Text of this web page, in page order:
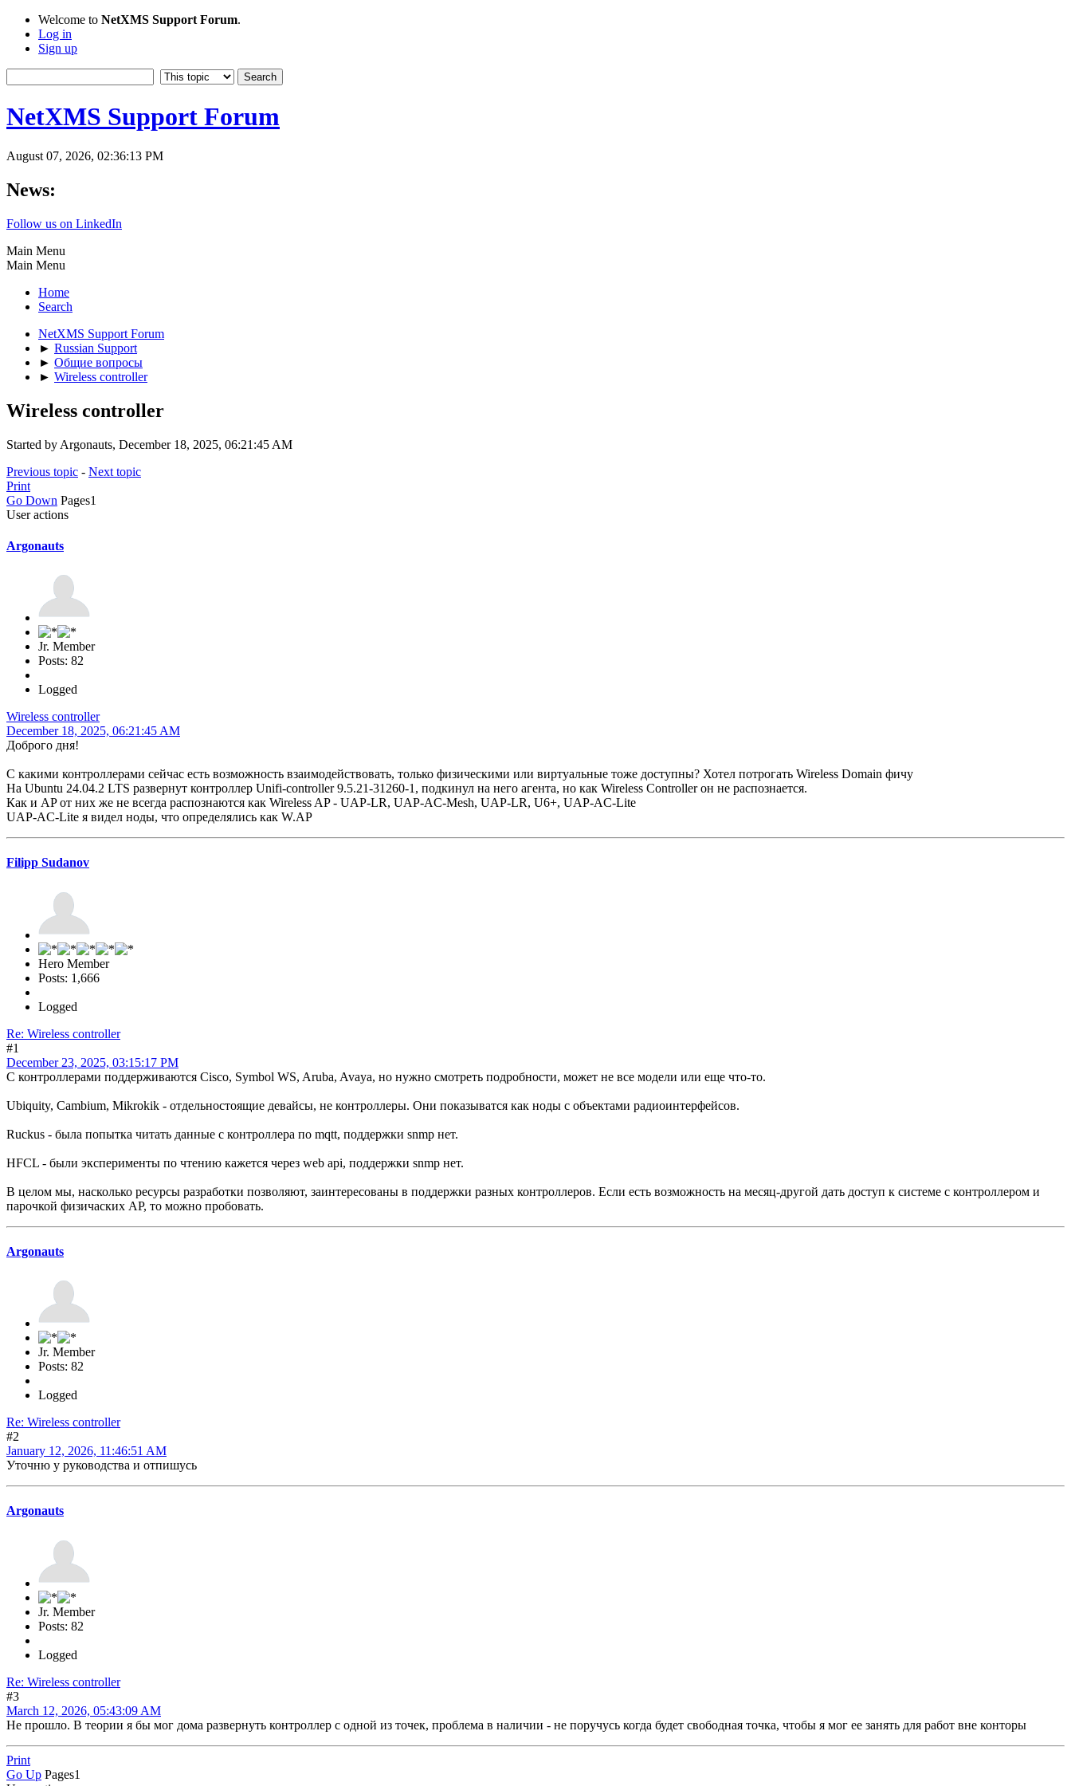
Welcome to NetXMS Support Forum.
Log in
Sign up
NetXMS Support Forum
August 07, 2026, 02:36:13 PM
News:
Follow us on LinkedIn
Main Menu
Main Menu
Home
Search
NetXMS Support Forum
► Russian Support
► Общие вопросы
► Wireless controller
Wireless controller
Started by Argonauts, December 18, 2025, 06:21:45 AM
Previous topic - Next topic
Print
Go Down Pages1
User actions
Argonauts
Jr. Member
Posts: 82
Logged
Wireless controller
December 18, 2025, 06:21:45 AM
Доброго дня!
С какими контроллерами сейчас есть возможность взаимодействовать, только физическими или виртуальные тоже доступны? Хотел потрогать Wireless Domain фичу
На Ubuntu 24.04.2 LTS развернут контроллер Unifi-controller 9.5.21-31260-1, подкинул на него агента, но как Wireless Controller он не распознается.
Как и AP от них же не всегда распознаются как Wireless AP - UAP-LR, UAP-AC-Mesh, UAP-LR, U6+, UAP-AC-Lite
UAP-AC-Lite я видел ноды, что определялись как W.AP
Filipp Sudanov
Hero Member
Posts: 1,666
Logged
Re: Wireless controller
#1
December 23, 2025, 03:15:17 PM
C контроллерами поддерживаются Cisco, Symbol WS, Aruba, Avaya, но нужно смотреть подробности, может не все модели или еще что-то.
Ubiquity, Cambium, Mikrokik - отдельностоящие девайсы, не контроллеры. Они показыватся как ноды с объектами радиоинтерфейсов.
Ruckus - была попытка читать данные с контроллера по mqtt, поддержки snmp нет.
HFCL - были эксперименты по чтению кажется через web api, поддержки snmp нет.
В целом мы, насколько ресурсы разработки позволяют, заинтересованы в поддержки разных контроллеров. Если есть возможность на месяц-другой дать доступ к системе с контроллером и
парочкой физичаских AP, то можно пробовать.
Argonauts
Jr. Member
Posts: 82
Logged
Re: Wireless controller
#2
January 12, 2026, 11:46:51 AM
Уточню у руководства и отпишусь
Argonauts
Jr. Member
Posts: 82
Logged
Re: Wireless controller
#3
March 12, 2026, 05:43:09 AM
Не прошло. В теории я бы мог дома развернуть контроллер с одной из точек, проблема в наличии - не поручусь когда будет свободная точка, чтобы я мог ее занять для работ вне конторы
Print
Go Up Pages1